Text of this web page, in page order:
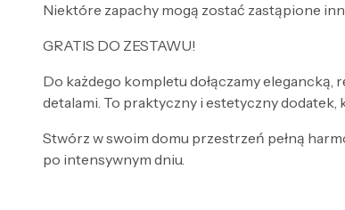
Niektóre zapachy mogą zostać zastąpione
GRATIS DO ZESTAWU!
Do każdego kompletu dołączamy elegancką,
detalami. To praktyczny i estetyczny
Stwórz w swoim domu przestrzeń pełną
po intensywnym dniu.